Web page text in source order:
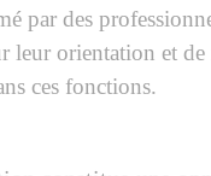
par des
leur orientation et
ces fonctions.